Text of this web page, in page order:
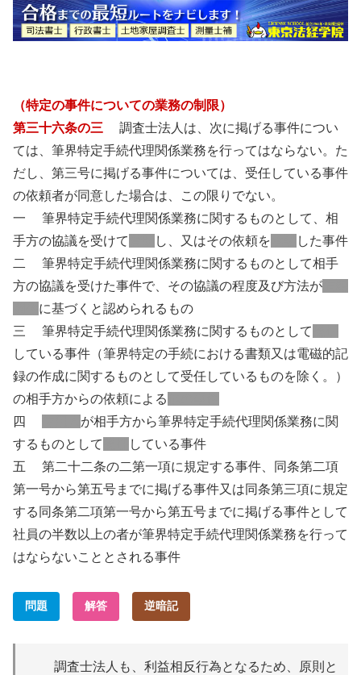
（特定の事件についての業務の制限）
第三十六条の三 調査士法人は、次に掲げる事件につい
ては、筆界特定手続代理関係業務を行ってはならない。た
だし、第三号に掲げる事件については、受任している事件
の依頼者が同意した場合は、この限りでない。
一 筆界特定手続代理関係業務に関するものとして、相
手方の協議を受けて
し、又はその依頼を
した事件
二 筆界特定手続代理関係業務に関するものとして相手
方の協議を受けた事件で、その協議の程度及び方法が
に基づくと認められるもの
三 筆界特定手続代理関係業務に関するものとして
している事件（筆界特定の手続における書類又は電磁的記
録の作成に関するものとして受任しているものを除く。）
の相手方からの依頼による
四
が相手方から筆界特定手続代理関係業務に関
するものとして
している事件
五 第二十二条の二第一項に規定する事件、同条第二項
第一号から第五号までに掲げる事件又は同条第三項に規定
する同条第二項第一号から第五号までに掲げる事件として
社員の半数以上の者が筆界特定手続代理関係業務を行って
はならないこととされる事件
問題 解答 逆暗記
調査士法人も、利益相反行為となるため、原則と